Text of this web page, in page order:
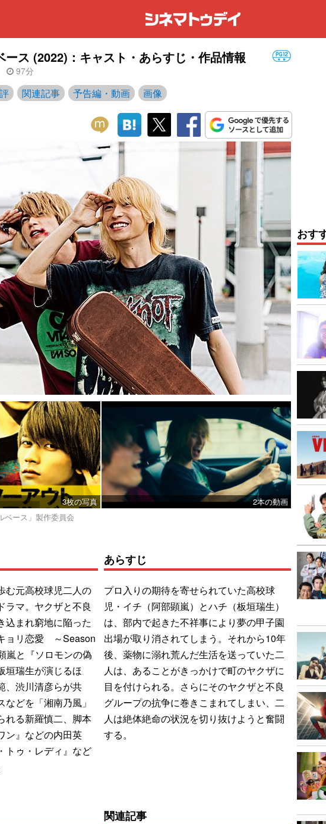
ース (2022)：キャスト・あらすじ・作品情報
97分
関連記事 予告編・動画 画像
3枚の写真
2本の動画
ベース」製作委員会
む元高校球児二人の
ラマ。ヤクザと不良
込まれ窮地に陥った
ョリ恋愛 ～Season
嵐と『ソロモンの偽
垣瑞生が演じるほ
、渋川清彦らが共
どを「湘南乃風」
れる新羅慎二、脚本
ン』などの内田英
トゥ・レディ』など
あらすじ
プロ入りの期待を寄せられていた高校球
児・イチ（阿部顕嵐）とハチ（板垣瑞生）
は、部内で起きた不祥事により夢の甲子園
出場が取り消されてしまう。それから10年
後、薬物に溺れ荒んだ生活を送っていた二
人は、あることがきっかけで町のヤクザに
目を付けられる。さらにそのヤクザと不良
グループの抗争に巻きこまれてしまい、二
人は絶体絶命の状況を切り抜けようと奮闘
する。
関連記事
おす